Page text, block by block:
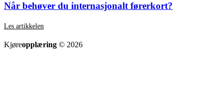
Når behøver du internasjonalt førerkort?
Les artikkelen
Kjøreopplæring © 2026